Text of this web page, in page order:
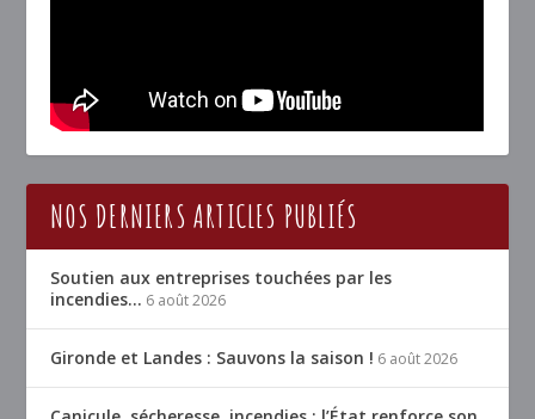
NOS DERNIERS ARTICLES PUBLIÉS
Soutien aux entreprises touchées par les
incendies… 6 août 2026
Gironde et Landes : Sauvons la saison ! 6 août 2026